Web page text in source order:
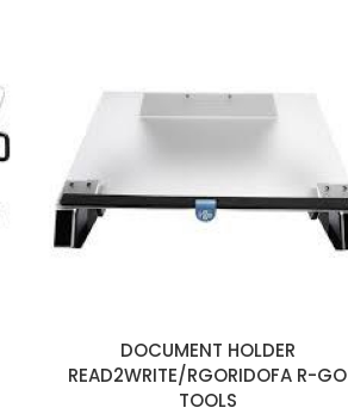
DOCUMENT HOLDER
READ2WRITE/RGORIDOFA R-GO
TOOLS